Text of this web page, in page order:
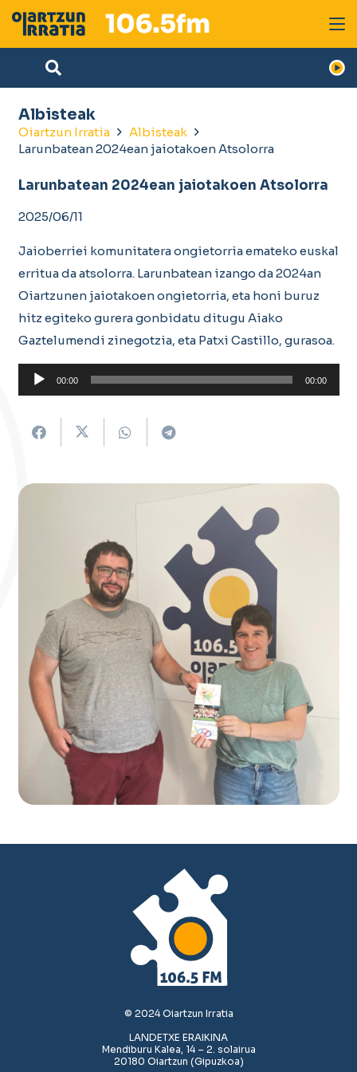
Albisteak
Oiartzun Irratia
Albisteak
Larunbatean 2024ean jaiotakoen Atsolorra
Larunbatean 2024ean jaiotakoen Atsolorra
2025/06/11
Jaioberriei komunitatera ongietorria emateko euskal
erritua da atsolorra. Larunbatean izango da 2024an
Oiartzunen jaiotakoen ongietorria, eta honi buruz
hitz egiteko gurera gonbidatu ditugu Aiako
Gaztelumendi zinegotzia, eta Patxi Castillo, gurasoa.
Soinu
erreproduzigailua
00:00 00:00
© 2024 Oiartzun Irratia
LANDETXE ERAIKINA
Mendiburu Kalea, 14 – 2. solairua
20180 Oiartzun (Gipuzkoa)